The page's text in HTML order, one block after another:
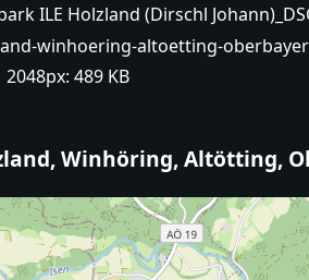
ILE Holzland (Dirschl
winhoering-altoetting-
2048px: 489 KB
Winhöring, Altötting,